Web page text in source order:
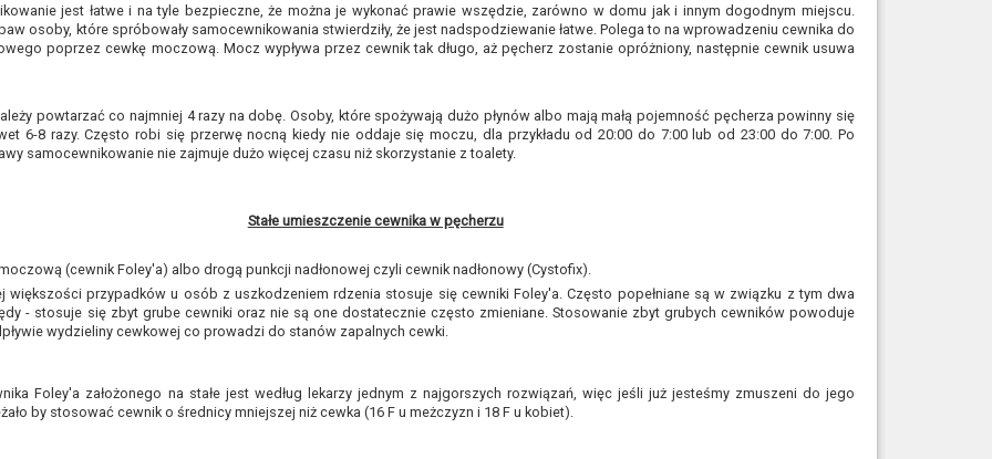
jest łatwe i na tyle bezpieczne, że można je wykonać prawie wszędzie, zarówno w domu jak i innym dogodnym miejscu.
osoby, które spróbowały samocewnikowania stwierdziły, że jest nadspodziewanie łatwe. Polega to na wprowadzeniu cewnika do
poprzez cewkę moczową. Mocz wypływa przez cewnik tak długo, aż pęcherz zostanie opróżniony, następnie cewnik usuwa
powtarzać co najmniej 4 razy na dobę. Osoby, które spożywają dużo płynów albo mają małą pojemność pęcherza powinny się
6-8 razy. Często robi się przerwę nocną kiedy nie oddaje się moczu, dla przykładu od 20:00 do 7:00 lub od 23:00 do 7:00. Po
samocewnikowanie nie zajmuje dużo więcej czasu niż skorzystanie z toalety.
Stałe umieszczenie cewnika w pęcherzu
(cewnik Foley'a) albo drogą punkcji nadłonowej czyli cewnik nadłonowy (Cystofix).
większości przypadków u osób z uszkodzeniem rdzenia stosuje się cewniki Foley'a. Często popełniane są w związku z tym dwa
- stosuje się zbyt grube cewniki oraz nie są one dostatecznie często zmieniane. Stosowanie zbyt grubych cewników powoduje
wydzieliny cewkowej co prowadzi do stanów zapalnych cewki.
Foley'a założonego na stałe jest według lekarzy jednym z najgorszych rozwiązań, więc jeśli już jesteśmy zmuszeni do jego
by stosować cewnik o średnicy mniejszej niż cewka (16 F u meżczyzn i 18 F u kobiet).